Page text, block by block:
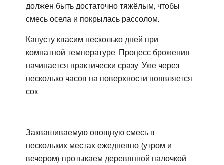
должен быть достаточно тяжёлым, чтобы
смесь осела и покрылась рассолом.
Капусту квасим несколько дней при
комнатной температуре. Процесс брожения
начинается практически сразу. Уже через
несколько часов на поверхности появляется
сок.
Заквашиваемую овощную смесь в
нескольких местах ежедневно (утром и
вечером) протыкаем деревянной палочкой,